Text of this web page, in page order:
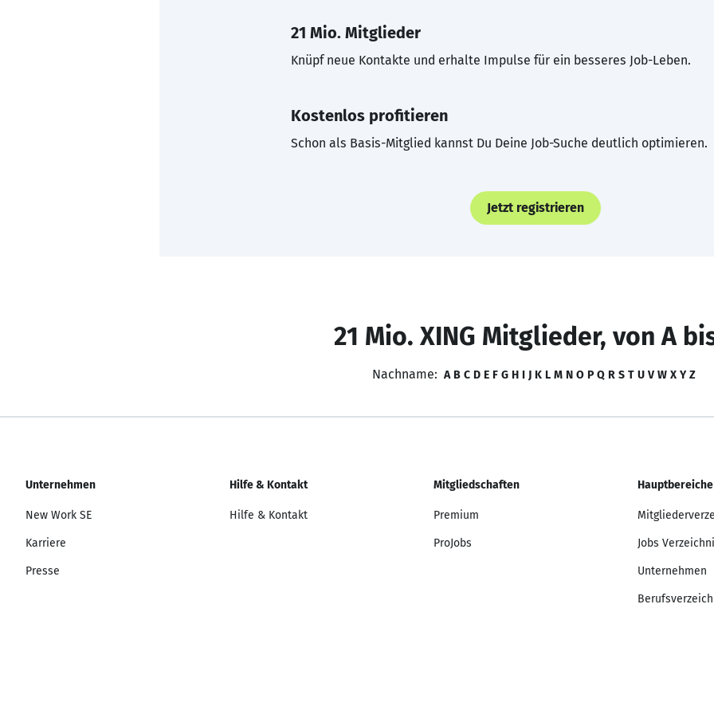
21 Mio. Mitglieder
Knüpf neue Kontakte und erhalte Impulse für ein besseres Job-Leben.
Kostenlos profitieren
Schon als Basis-Mitglied kannst Du Deine Job-Suche deutlich optimieren.
Jetzt registrieren
21 Mio. XING Mitglieder, von A
Nachname: A B C D E F G H I J K L M N O P Q R S T U V W X Y Z
Unternehmen
New Work SE
Karriere
Presse
Hilfe & Kontakt
Hilfe & Kontakt
Mitgliedschaften
Premium
ProJobs
Hauptbereiche
Jobs
Unternehmen